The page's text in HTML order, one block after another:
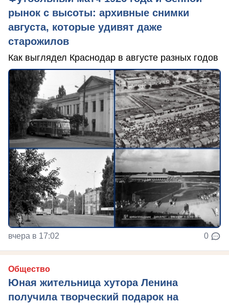
рынок с высоты: архивные снимки
августа, которые удивят даже
старожилов
Как выглядел Краснодар в августе разных годов
вчера в 17:02 0
Общество
Юная жительница хутора Ленина
получила творческий подарок на